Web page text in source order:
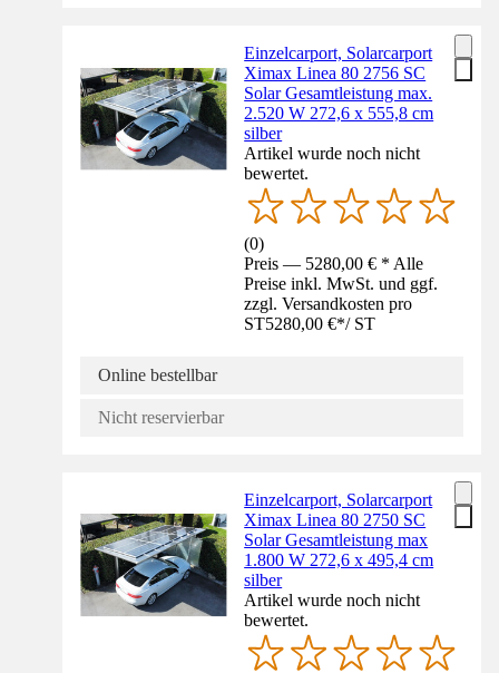
Einzelcarport, Solarcarport
Ximax Linea 80 2756 SC
Solar Gesamtleistung max.
2.520 W 272,6 x 555,8 cm
silber
Artikel wurde noch nicht
bewertet.
(0)
Preis — 5280,00 € * Alle
Preise inkl. MwSt. und ggf.
zzgl. Versandkosten pro
ST5280,00 €*/ ST
Online bestellbar
Nicht reservierbar
Einzelcarport, Solarcarport
Ximax Linea 80 2750 SC
Solar Gesamtleistung max
1.800 W 272,6 x 495,4 cm
silber
Artikel wurde noch nicht
bewertet.